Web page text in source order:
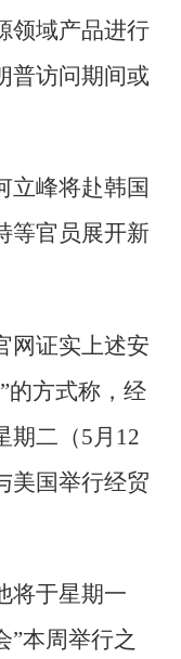
领域产品进行
普访问期间或
立峰将赴韩国
等官员展开新
网证实上述安
的方式称，经
期二（5月12
美国举行经贸
将于星期一
”本周举行之